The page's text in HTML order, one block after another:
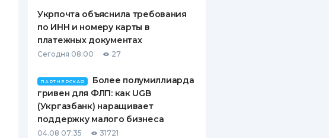
Укрпочта объяснила требования
по ИНН и номеру карты в
платежных документах
Сегодня 08:00 27
ПАРТНЕРСКАЯ
Более полумиллиарда
гривен для ФЛП: как UGB
(Укргазбанк) наращивает
поддержку малого бизнеса
04.08 07:35 31721